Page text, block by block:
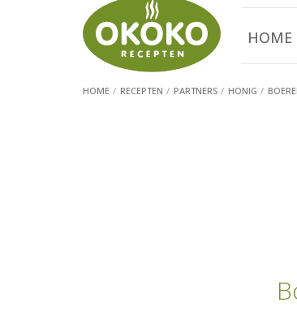
HOME
HOME RECEPTEN PARTNERS HONIG